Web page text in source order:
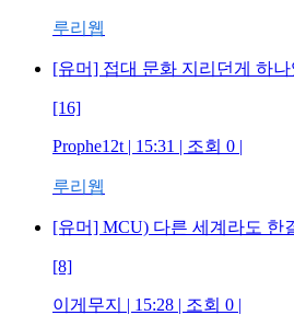
루리웹
[유머] 접대 문화 지리던게 하나
[16]
Prophe12t | 15:31 | 조회 0 |
루리웹
[유머] MCU) 다른 세계라도 한
[8]
이게무지 | 15:28 | 조회 0 |